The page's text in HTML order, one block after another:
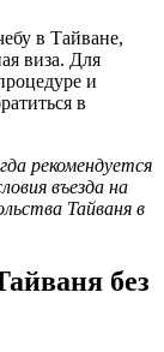
в Тайване,
виза. Для
и
в
рекомендуется
въезда на
Тайваня в
без